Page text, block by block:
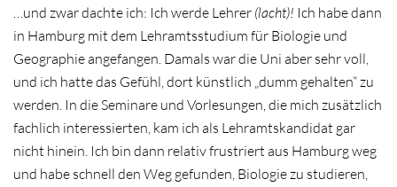
…und zwar dachte ich: Ich werde Lehrer (lacht)! Ich habe dann
in Hamburg mit dem Lehramtsstudium für Biologie und
Geographie angefangen. Damals war die Uni aber sehr voll,
und ich hatte das Gefühl, dort künstlich „dumm gehalten“ zu
werden. In die Seminare und Vorlesungen, die mich zusätzlich
fachlich interessierten, kam ich als Lehramtskandidat gar
nicht hinein. Ich bin dann relativ frustriert aus Hamburg weg
und habe schnell den Weg gefunden, Biologie zu studieren,